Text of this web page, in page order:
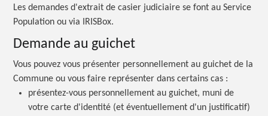
Les demandes d'extrait de casier judiciaire se font au Service
Population ou via IRISBox.
Demande au guichet
Vous pouvez vous présenter personnellement au guichet de la
Commune ou vous faire représenter dans certainscas :
présentez-vous personnellement au guichet, muni de
votre carte d'identité (et éventuellement d'un justificatif)